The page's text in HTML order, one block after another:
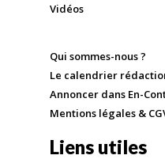
Vidéos
Qui sommes-nous ?
Le calendrier
Annoncer dans En-
Mentions légales &
Liens utiles